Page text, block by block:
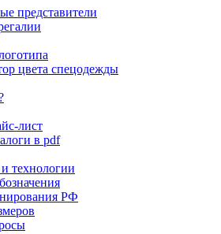
представители
цвета спецодежды
лист
в pdf
технологии
РФ